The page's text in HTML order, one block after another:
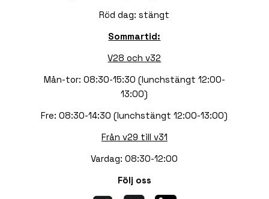
Röd dag: stängt
Sommartid:
V28 och v32
Mån-tor: 08:30-15:30 (lunchstängt 12:00-
13:00)
Fre: 08:30-14:30 (lunchstängt 12:00-13:00)
Från v29 till v31
Vardag: 08:30-12:00
Följ oss